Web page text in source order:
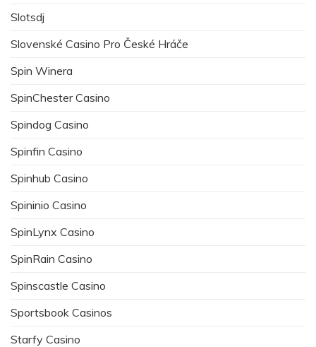
Slotsdj
Slovenské Casino Pro České Hráče
Spin Winera
SpinChester Casino
Spindog Casino
Spinfin Casino
Spinhub Casino
Spininio Casino
SpinLynx Casino
SpinRain Casino
Spinscastle Casino
Sportsbook Casinos
Starfy Casino